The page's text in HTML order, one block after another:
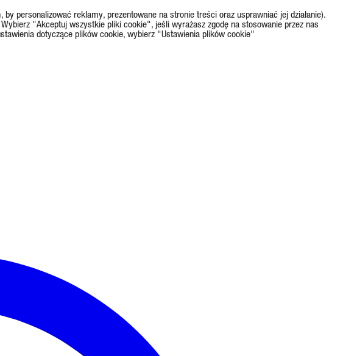
personalizować reklamy, prezentowane na stronie treści oraz usprawniać jej działanie).
Wybierz "Akceptuj wszystkie pliki cookie", jeśli wyrażasz zgodę na stosowanie przez nas
dotyczące plików cookie, wybierz "Ustawienia plików cookie"